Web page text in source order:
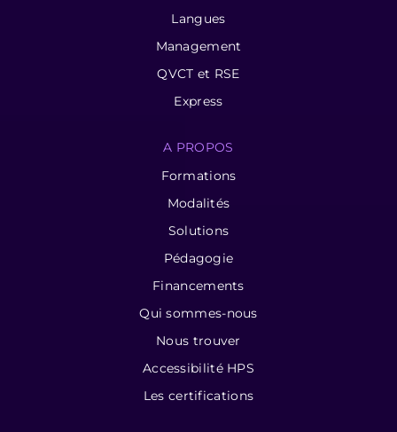
Langues
Management
QVCT et RSE
Express
A PROPOS
Formations
Modalités
Solutions
Pédagogie
Financements
Qui sommes-nous
Nous trouver
Accessibilité HPS
Les certifications